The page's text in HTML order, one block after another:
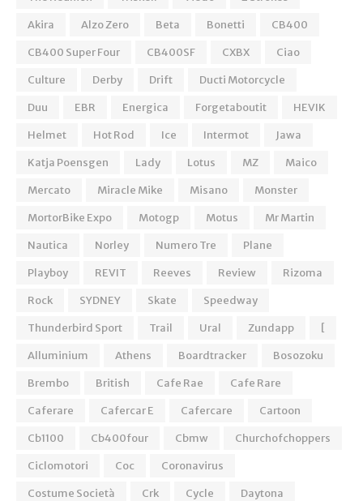
Akira
Alzo Zero Beta Bonetti
CB400
CB400 Super Four
CB400SF CXBX
Ciao
Culture
Derby Drift
Ducti Motorcycle
Duu
EBR Energica Forgetaboutit
HEVIK
Helmet
Hot Rod Ice Intermot
Jawa
Katja Poensgen
Lady Lotus MZ
Maico
Mercato
Miracle Mike Misano
Monster
MortorBike Expo
Motogp Motus
Mr Martin
Nautica
Norley Numero Tre
Plane
Playboy
REVIT Reeves Review
Rizoma
Rock
SYDNEY Skate
Speedway
Thunderbird Sport
Trail Ural Zundapp
[
Alluminium
Athens Boardtracker
Bosozoku
Brembo
British Cafe Rae
Cafe Rare
Caferare
Cafercar E Cafercare
Cartoon
Cb1100
Cb400four Cbmw
Churchofchoppers
Ciclomotori
Coc
Coronavirus
Costume Società
Crk Cycle
Daytona